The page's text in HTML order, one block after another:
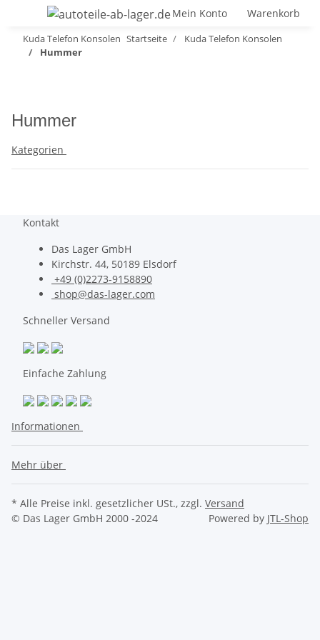
Mein Konto Warenkorb
Kuda Telefon Konsolen Startseite
Kuda Telefon Konsolen
Hummer
Hummer
Kategorien
Kontakt
Das Lager GmbH
Kirchstr. 44, 50189 Elsdorf
+49 (0)2273-9158890
shop@das-lager.com
Schneller Versand
Einfache Zahlung
Informationen
Mehr über
* Alle Preise inkl. gesetzlicher USt., zzgl. Versand
© Das Lager GmbH 2000 -2024
Powered by JTL-Shop